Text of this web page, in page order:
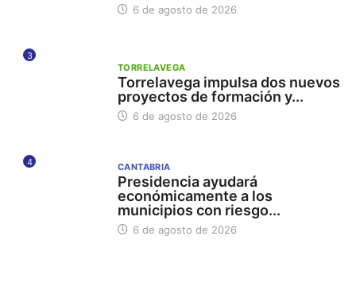
6 de agosto de 2026
3
TORRELAVEGA
Torrelavega impulsa dos nuevos
proyectos de formación y...
6 de agosto de 2026
4 CANTABRIA
Presidencia ayudará
económicamente a los
municipios con riesgo...
6 de agosto de 2026